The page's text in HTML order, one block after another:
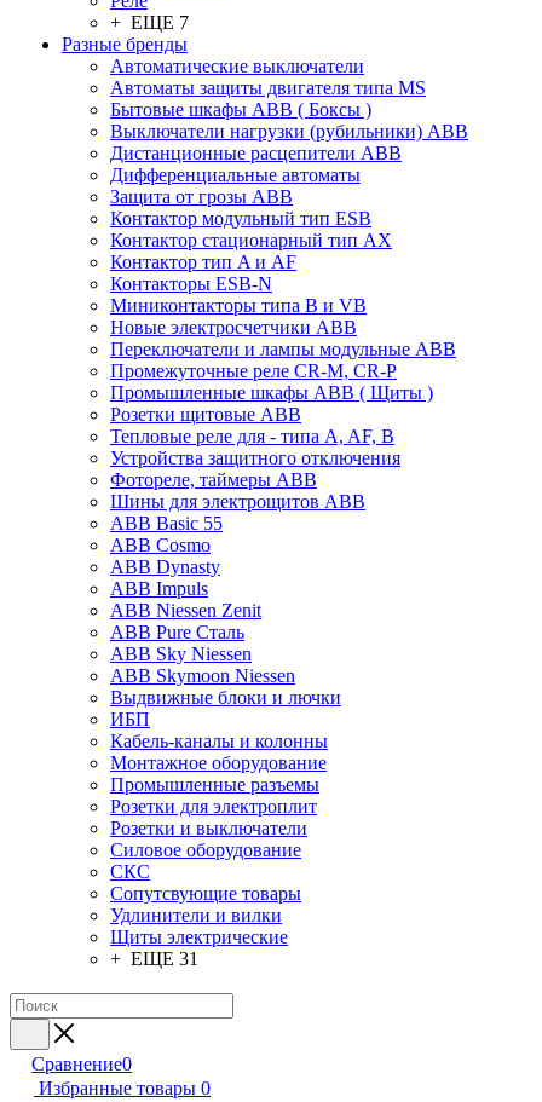
+ ЕЩЕ 7
Разные бренды
Автоматические выключатели
Автоматы защиты двигателя типа MS
Бытовые шкафы ABB ( Боксы )
Выключатели нагрузки (рубильники) ABB
Дистанционные расцепители ABB
Дифференциальные автоматы
Защита от грозы ABB
Контактор модульный тип ESB
Контактор стационарный тип AX
Контактор тип A и AF
Контакторы ESB-N
Миниконтакторы типа B и VB
Новые электросчетчики ABB
Переключатели и лампы модульные ABB
Промежуточные реле CR-M, CR-P
Промышленные шкафы ABB ( Щиты )
Розетки щитовые ABB
Тепловые реле для - типа A, AF, B
Устройства защитного отключения
Фотореле, таймеры ABB
Шины для электрощитов АВВ
ABB Basic 55
ABB Cosmo
ABB Dynasty
ABB Impuls
ABB Niessen Zenit
ABB Pure Сталь
ABB Sky Niessen
ABB Skymoon Niessen
Выдвижные блоки и лючки
ИБП
Кабель-каналы и колонны
Монтажное оборудование
Промышленные разъемы
Розетки для электроплит
Розетки и выключатели
Силовое оборудование
СКС
Сопутсвующие товары
Удлинители и вилки
Щиты электрические
+ ЕЩЕ 31
Сравнение0
Избранные товары 0